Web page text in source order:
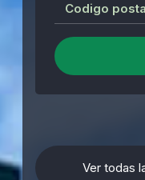
Codigo
Ver todas